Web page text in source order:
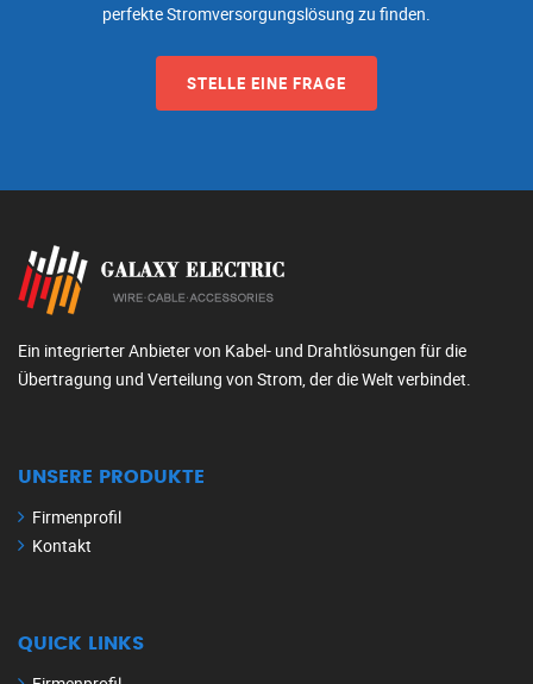
perfekte Stromversorgungslösung zu finden.
STELLE EINE FRAGE
Ein integrierter Anbieter von Kabel- und Drahtlösungen für die
Übertragung und Verteilung von Strom, der die Welt verbindet.
UNSERE PRODUKTE
Firmenprofil
Kontakt
QUICK LINKS